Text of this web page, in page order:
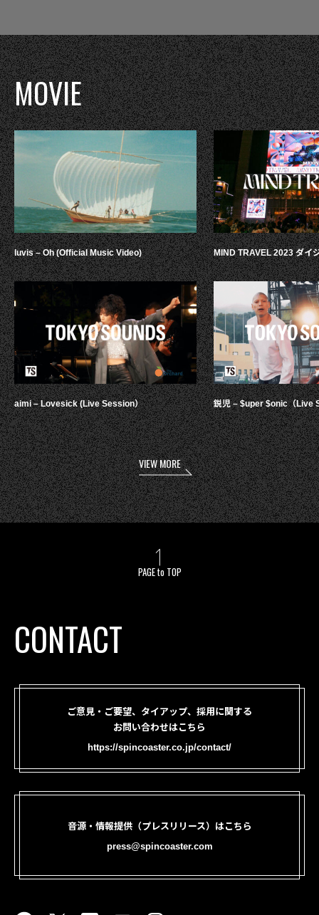
MOVIE
luvis – Oh (Official Music Video)
aimi – Lovesick (Live Session）
MIND TRAVEL 2023 ダイ
鋭児 – $uper $onic（Live
VIEW MORE
PAGE to TOP
CONTACT
ご意見・ご要望、タイアップ、採用に関する
お問い合わせはこちら
https://spincoaster.co.jp/contact/
音源・情報提供（プレスリリース）はこちら
press@spincoaster.com